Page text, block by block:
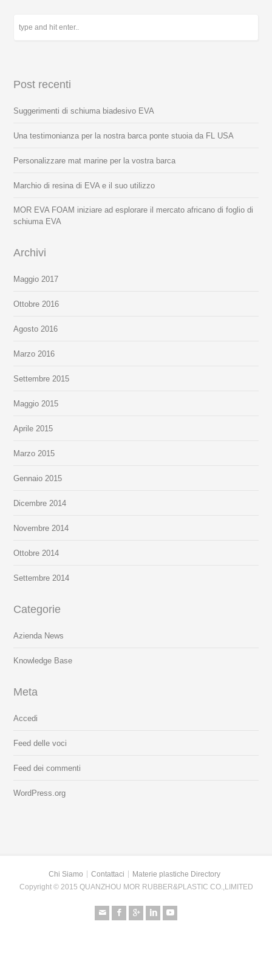
Post recenti
Suggerimenti di schiuma biadesivo EVA
Una testimonianza per la nostra barca ponte stuoia da FL USA
Personalizzare mat marine per la vostra barca
Marchio di resina di EVA e il suo utilizzo
MOR EVA FOAM iniziare ad esplorare il mercato africano di foglio di
schiuma EVA
Archivi
Maggio 2017
Ottobre 2016
Agosto 2016
Marzo 2016
Settembre 2015
Maggio 2015
Aprile 2015
Marzo 2015
Gennaio 2015
Dicembre 2014
Novembre 2014
Ottobre 2014
Settembre 2014
Categorie
Azienda News
Knowledge Base
Meta
Accedi
Feed delle voci
Feed dei commenti
WordPress.org
Chi Siamo Contattaci
Materie plastiche Directory
Copyright © 2015 QUANZHOU MOR RUBBER&PLASTIC CO.,LIMITED